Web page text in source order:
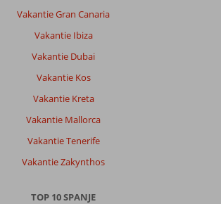
Vakantie Gran Canaria
Vakantie Ibiza
Vakantie Dubai
Vakantie Kos
Vakantie Kreta
Vakantie Mallorca
Vakantie Tenerife
Vakantie Zakynthos
TOP 10 SPANJE